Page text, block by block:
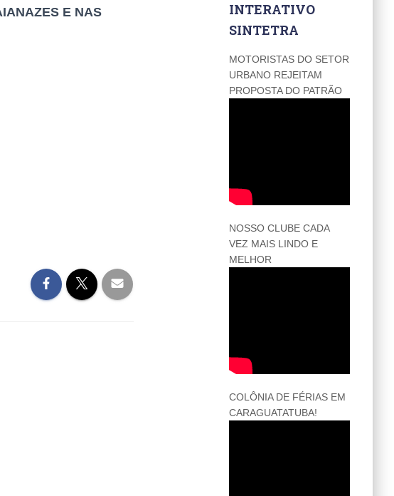
E NAS
INTERATIVO
SINTETRA
MOTORISTAS DO SETOR
URBANO REJEITAM
PROPOSTA DO PATRÃO
NOSSO CLUBE CADA
VEZ MAIS LINDO E
MELHOR
COLÔNIA DE FÉRIAS EM
CARAGUATATUBA!